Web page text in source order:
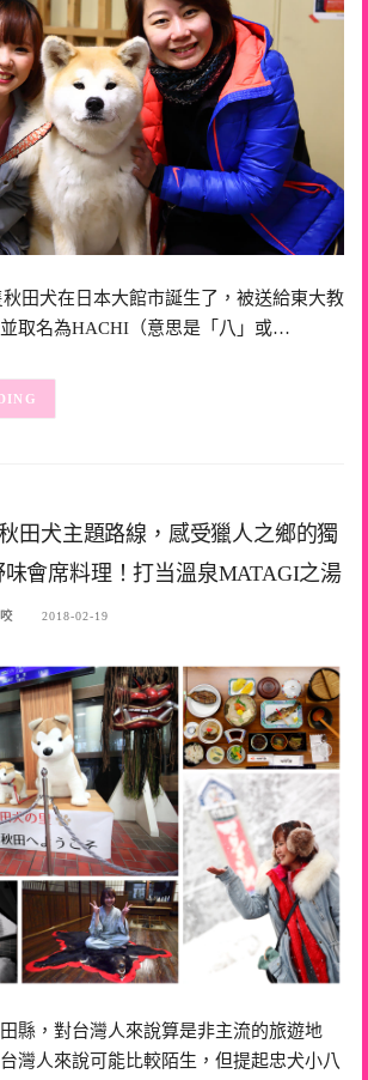
田犬在日本大館市誕生了，被送給東大教
取名為HACHI（意思是「八」或…
田犬主題路線，感受獵人之鄉的獨
會席料理！打当溫泉MATAGI之湯
2018-02-19
縣，對台灣人來說算是非主流的旅遊地
灣人來說可能比較陌生，但提起忠犬小八